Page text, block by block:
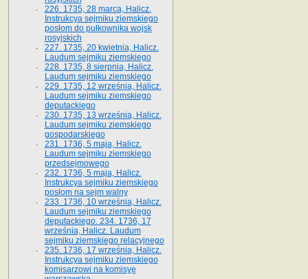
226. 1735, 28 marca, Halicz.
Instrukcya sejmiku ziemskiego
posłom do pułkownika wojsk
rosyjskich
227. 1735, 20 kwietnia, Halicz.
Laudum sejmiku ziemskiego
228. 1735, 8 sierpnia, Halicz.
Laudum sejmiku ziemskiego
229. 1735, 12 września, Halicz.
Laudum sejmiku ziemskiego
deputackiego
230. 1735, 13 września, Halicz.
Laudum sejmiku ziemskiego
gospodarskiego
231. 1736, 5 maja, Halicz.
Laudum sejmiku ziemskiego
przedsejmowego
232. 1736, 5 maja, Halicz.
Instrukcya sejmiku ziemskiego
posłom na sejm walny
233. 1736, 10 września, Halicz.
Laudum sejmiku ziemskiego
deputackiego. 234. 1736, 17
września, Halicz. Laudum
sejmiku ziemskiego relacyjnego
235. 1736, 17 września, Halicz.
Instrukcya sejmiku ziemskiego
komisarzowi na komisyę